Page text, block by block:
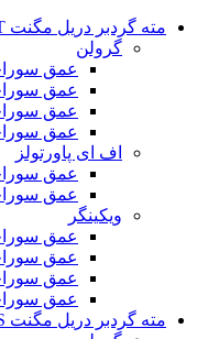
مته گردبر دریل مگنت TCT
گرولن
عمق سوراخکاری
عمق سوراخکاری
عمق سوراخکاری
عمق سوراخکاری
اف ای پاورتولز
عمق سوراخکاری
عمق سوراخکاری
ویکینگر
عمق سوراخکاری
عمق سوراخکاری
عمق سوراخکاری
عمق سوراخکاری
مته گردبر دریل مگنت HSS